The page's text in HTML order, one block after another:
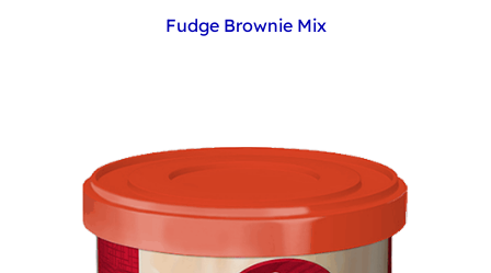
Fudge Brownie Mix